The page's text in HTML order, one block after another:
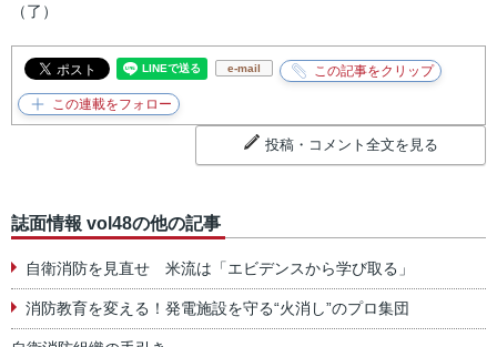
（了）
e-mail
投稿・コメント全文を見る
誌面情報 vol48の他の記事
自衛消防を見直せ 米流は「エビデンスから学び取る」
消防教育を変える！発電施設を守る“火消し”のプロ集団